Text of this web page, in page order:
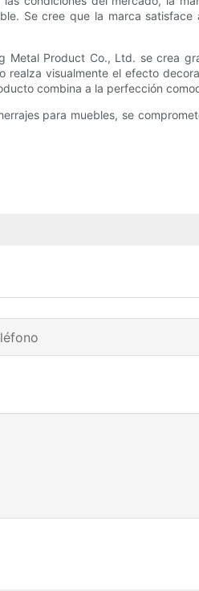
Se cree que la marca satisface
Metal Product Co., Ltd. se crea
visualmente el efecto
combina a la perfección
para muebles, se